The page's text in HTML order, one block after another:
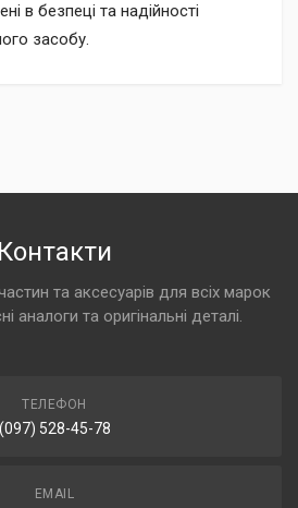
в безпеці та надійності
засобу.
Контакти
та аксесуарів для всіх марок
аналоги та оригінальні деталі.
ТЕЛЕФОН
(097) 528-45-78
EMAIL